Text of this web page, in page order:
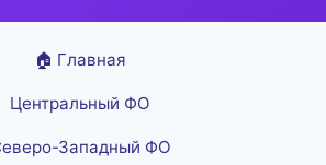
🏠 Главная
Центральный ФО
Западный ФО